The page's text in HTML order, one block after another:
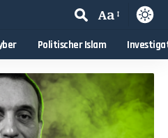
Aa
Politischer Islam